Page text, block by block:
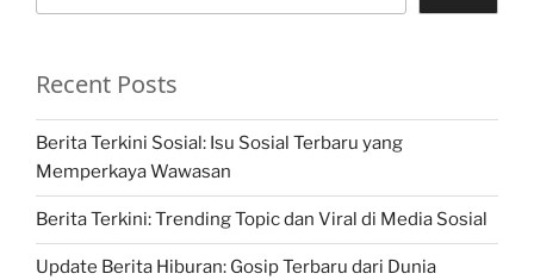
Recent Posts
Berita Terkini Sosial: Isu Sosial Terbaru yang
Memperkaya Wawasan
Berita Terkini: Trending Topic dan Viral di Media Sosial
Update Berita Hiburan: Gosip Terbaru dari Dunia